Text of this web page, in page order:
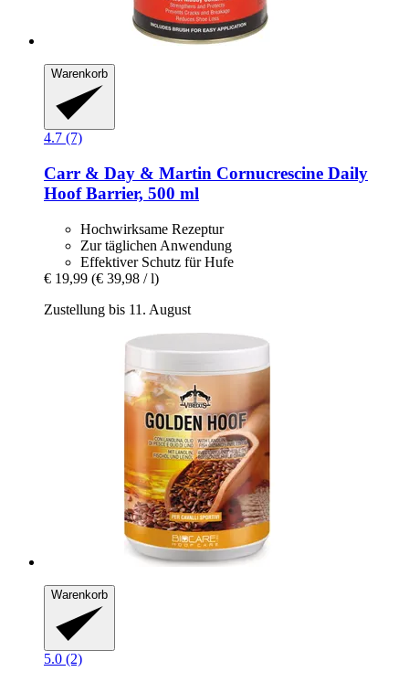
Warenkorb
4.7 (7)
Carr & Day & Martin Cornucrescine Daily
Hoof Barrier, 500 ml
Hochwirksame Rezeptur
Zur täglichen Anwendung
Effektiver Schutz für Hufe
€ 19,99 (€ 39,98 / l)
Zustellung bis 11. August
Warenkorb
5.0 (2)